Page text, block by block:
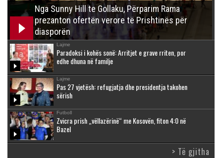
Nga Sunny Hill te Gollaku, Përparim Rama
prezanton ofertën verore të Prishtinës për
diasporën
Lajme
Paradoksi i kohës sonë: Arritjet e grave rriten, por
edhe dhuna në familje
Lajme
Pas 27 vjetësh: refugjatja dhe presidentja takohen
sërish
Futboll
Zvicra prish „vëllazërinë“ me Kosovën, fiton 4:0 në
Bazel
> Të gjitha